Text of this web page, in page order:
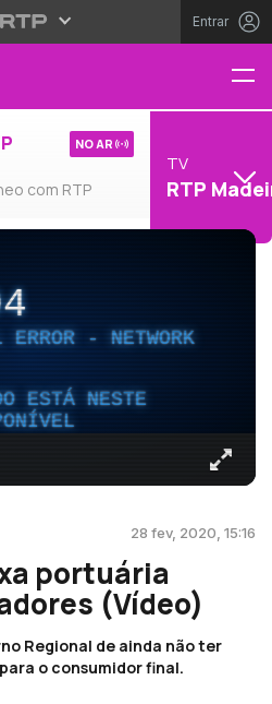
Entrar
com RTP
NO AR
TV
RTP
- NETWORK
ESTÁ NESTE
28 fev, 2020, 15:16
portuária
(Vídeo)
Regional de ainda não ter
o consumidor final.